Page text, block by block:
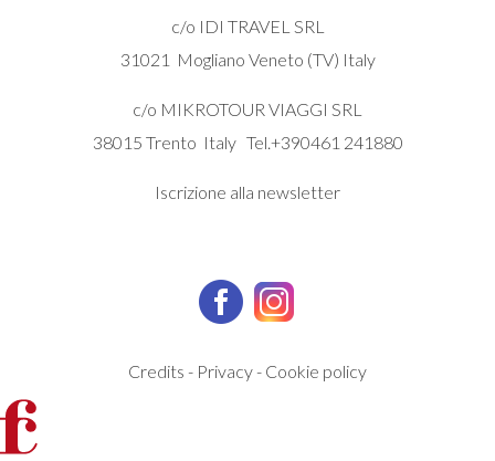
c/o IDI TRAVEL SRL
31021 Mogliano Veneto (TV) Italy
c/o MIKROTOUR VIAGGI SRL
38015 Trento Italy Tel.+390461 241880
Iscrizione alla newsletter
Credits - Privacy- Cookie policy